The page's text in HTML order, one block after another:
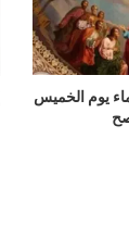
يوم الخميس